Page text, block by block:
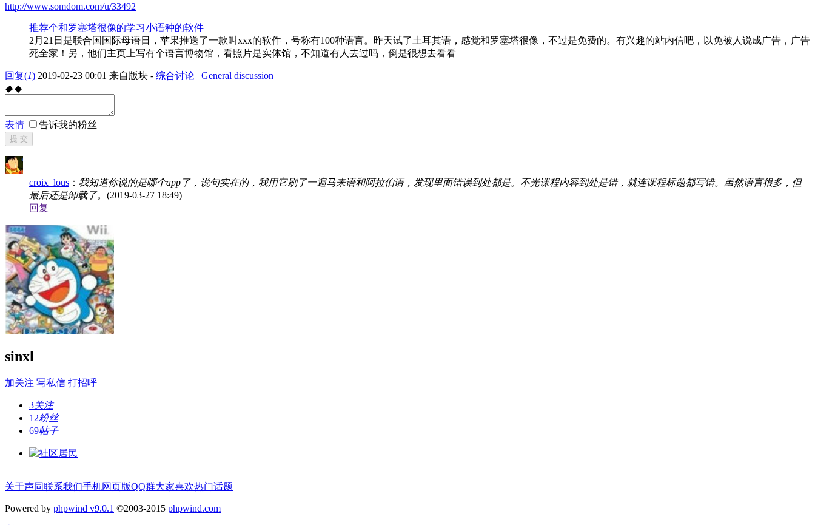
http://www.somdom.com/u/33492
推荐个和罗塞塔很像的学习小语种的软件
2月21日是联合国国际母语日，苹果推送了一款叫xxx的软件，号称有100种语言。昨天试了土耳其语，感觉和罗塞塔很像，不过是免费的。有兴趣的站内信吧，以免被人说成广告，广告
死全家！另，他们主页上写有个语言博物馆，看照片是实体馆，不知道有人去过吗，倒是很想去看看
回复(1) 2019-02-23 00:01 来自版块 - 综合讨论 | General discussion
◆ ◆
表情 告诉我的粉丝
提 交
croix_lous ： 我知道你说的是哪个app了，说句实在的，我用它刷了一遍马来语和阿拉伯语，发现里面错误到处都是。不光课程内容到处是错，就连课程标题都写错。虽然语言很多，但
最后还是卸载了。 (2019-03-27 18:49)
回复
sinxl
加关注 写私信 打招呼
3关注
12粉丝
69帖子
关于声同联系我们手机网页版QQ群大家喜欢热门话题
Powered by phpwind v9.0.1 ©2003-2015 phpwind.com